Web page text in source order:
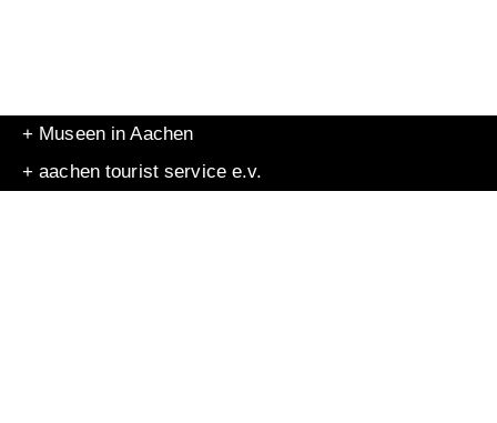
+ Museen in Aachen
+ aachen tourist service e.v.